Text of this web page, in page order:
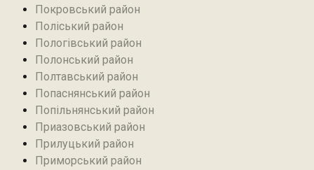
Покровський район
Поліський район
Пологівський район
Полонський район
Полтавський район
Попаснянський район
Попільнянський район‎
Приазовський район
Прилуцький район
Приморський район